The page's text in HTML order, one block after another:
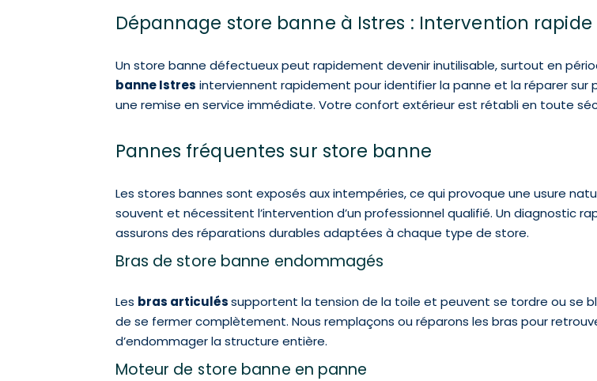
Dépannage store banne à Istres : Intervention
Un store banne défectueux peut rapidement devenir inutilisable, surtout en
banne Istres interviennent rapidement pour identifier la panne et la réparer sur
une remise en service immédiate. Votre confort extérieur est rétabli en toute
Pannes fréquentes sur store banne
Les stores bannes sont exposés aux intempéries, ce qui provoque une usure
souvent et nécessitent l’intervention d’un professionnel qualifié. Un diagnostic
assurons des réparations durables adaptées à chaque type de store.
Bras de store banne endommagés
Les bras articuléssupportent la tension de la toile et peuvent se tordre ou se
de se fermer complètement. Nous remplaçons ou réparons les bras pour
d’endommager la structure entière.
Moteur de store banne en panne